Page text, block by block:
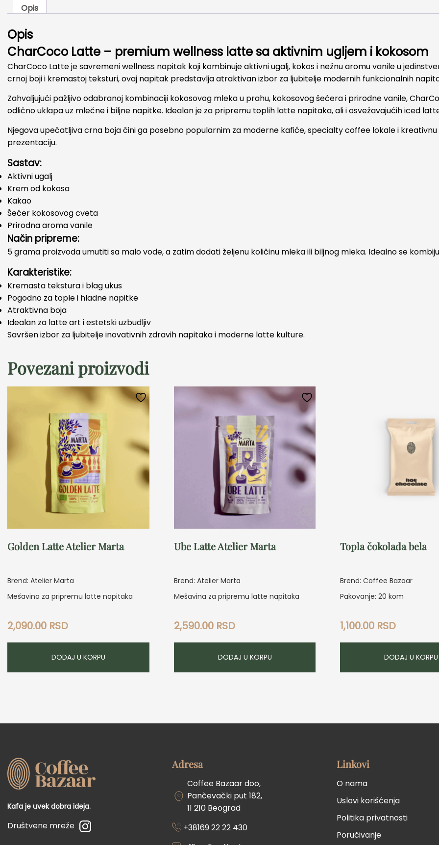
Opis
Opis
CharCoco Latte – premium wellness latte sa aktivnim ugljem i kokosom
CharCoco Latte je savremeni wellness napitak koji kombinuje aktivni ugalj, kokos i nežnu aromu vanile u
crnoj boji i kremastoj teksturi, ovaj napitak predstavlja atraktivan izbor za ljubitelje modernih funkcionalnih
Zahvaljujući pažljivo odabranoj kombinaciji kokosovog mleka u prahu, kokosovog šećera i prirodne vanile,
odlično uklapa uz mlečne i biljne napitke. Idealan je za pripremu toplih latte napitaka, ali i osvežavajućih iced
Njegova upečatljiva crna boja čini ga posebno popularnim za moderne kafiće, specialty coffee lokale i
prezentaciju.
Sastav:
Aktivni ugalj
Krem od kokosa
Kakao
Šećer kokosovog cveta
Prirodna aroma vanile
Način pripreme:
5 grama proizvoda umutiti sa malo vode, a zatim dodati željenu količinu mleka ili biljnog mleka. Idealno se
Karakteristike:
Kremasta tekstura i blag ukus
Pogodno za tople i hladne napitke
Atraktivna boja
Idealan za latte art i estetski uzbudljiv
Savršen izbor za ljubitelje inovativnih zdravih napitaka i moderne latte kulture.
Povezani proizvodi
Golden Latte Atelier Marta
Brend: Atelier Marta
Mešavina za pripremu latte napitaka
2,090.00 RSD
DODAJ U KORPU
Ube Latte Atelier Marta
Brend: Atelier Marta
Mešavina za pripremu latte napitaka
2,590.00 RSD
DODAJ U KORPU
Topla čokolada bela
Brend: Coffee Bazaar
Pakovanje: 20 kom
1,100.00 RSD
DODAJ U KORPU
Kafa je uvek dobra ideja.
Društvene mreže
Adresa
Coffee Bazaar doo,
Pančevački put 182,
11 210 Beograd
+38169 22 22 430
Linkovi
O nama
Uslovi korišćenja
Politika privatnosti
Poručivanje